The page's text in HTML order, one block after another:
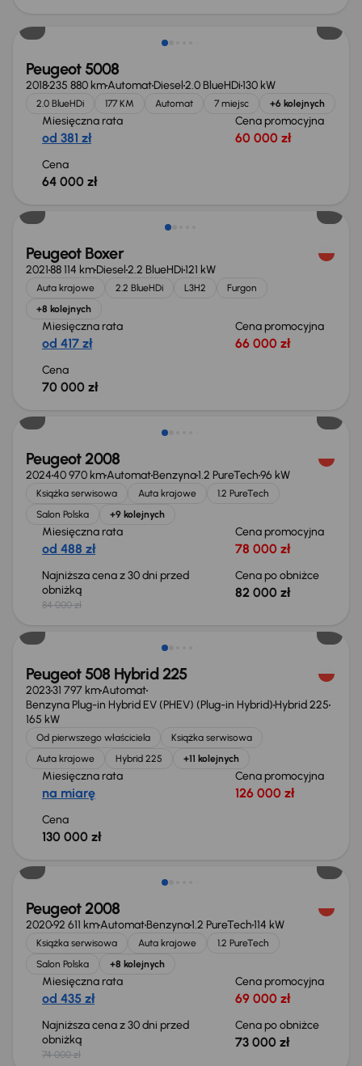
Peugeot 5008
2018235 880 kmAutomatDiesel2.0 BlueHDi130 kW
2.0 BlueHDi 177 KM Automat 7 miejsc +6 kolejnych
Miesięczna rata
od 381 zł
Cena promocyjna
60 000 zł
Cena
64 000 zł
Możliwość odliczenia VAT
Peugeot Boxer
202188 114 kmDiesel2.2 BlueHDi121 kW
Auta krajowe 2.2 BlueHDi L3H2
Furgon
+8 kolejnych
Miesięczna rata
od 417 zł
Cena promocyjna
66 000 zł
Cena
70 000 zł
Peugeot 2008
202440 970 kmAutomatBenzyna1.2 PureTech96 kW
Książka serwisowa Auta krajowe
1.2 PureTech
Salon Polska
+9 kolejnych
Miesięczna rata
od 488 zł
Cena promocyjna
78 000 zł
Najniższa cena z 30 dni przed
obniżką
84 000 zł
Cena po obniżce
82 000 zł
Możliwość odliczenia VAT
Peugeot 508 Hybrid 225
202331 797 kmAutomat
Benzyna Plug-in Hybrid EV (PHEV) (Plug-in Hybrid) Hybrid 225
165 kW
Od pierwszego właściciela
Książka serwisowa
Auta krajowe
Hybrid 225 +11 kolejnych
Miesięczna rata
na miarę
Cena promocyjna
126 000 zł
Cena
130 000 zł
Peugeot 2008
202092 611 kmAutomatBenzyna1.2 PureTech114 kW
Książka serwisowa Auta krajowe
1.2 PureTech
Salon Polska
+8 kolejnych
Miesięczna rata
od 435 zł
Cena promocyjna
69 000 zł
Najniższa cena z 30 dni przed
obniżką
74 000 zł
Cena po obniżce
73 000 zł